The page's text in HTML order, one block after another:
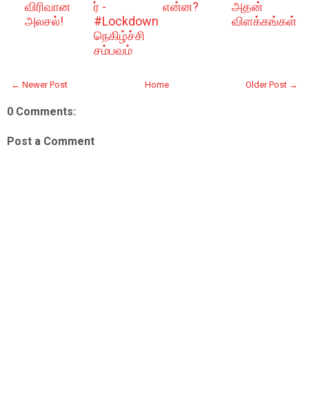
விரிவான
அலசல்!
ர் -
#Lockdown
நெகிழ்ச்சி
சம்பவம்
என்ன?
அதன்
விளக்கங்கள்
← Newer Post Older Post →
Home
0 Comments:
Post a Comment